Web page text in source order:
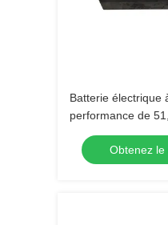
Batterie électrique
performance de
lithium, batterie
Obtenez le